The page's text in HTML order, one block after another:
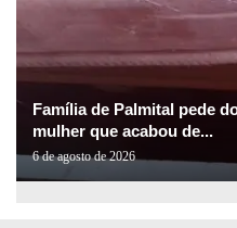
Família de Palmital pede
mulher que acabou de...
6 de agosto de 2026